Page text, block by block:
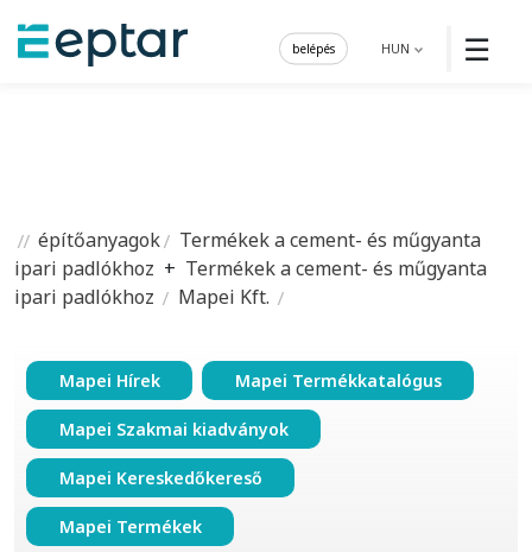
☰
HUN
belépés
építőanyagok
Termékek a cement- és műgyanta
ipari padlókhoz + Termékek a cement- és műgyanta
ipari padlókhoz
Mapei Kft.
Mapei Hírek Mapei Termékkatalógus
Mapei Szakmai kiadványok
Mapei Kereskedőkereső
Mapei Termékek